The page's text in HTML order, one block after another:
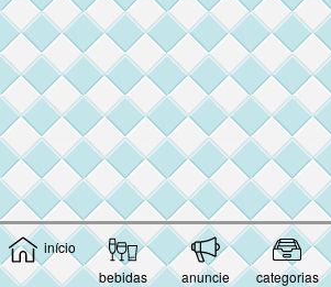
início
bebidas
anuncie categorias